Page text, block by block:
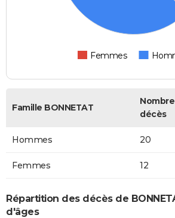
Femmes
Famille BONNETAT
décès
Hommes 20
Femmes 12
Répartition des décès de
d'âges